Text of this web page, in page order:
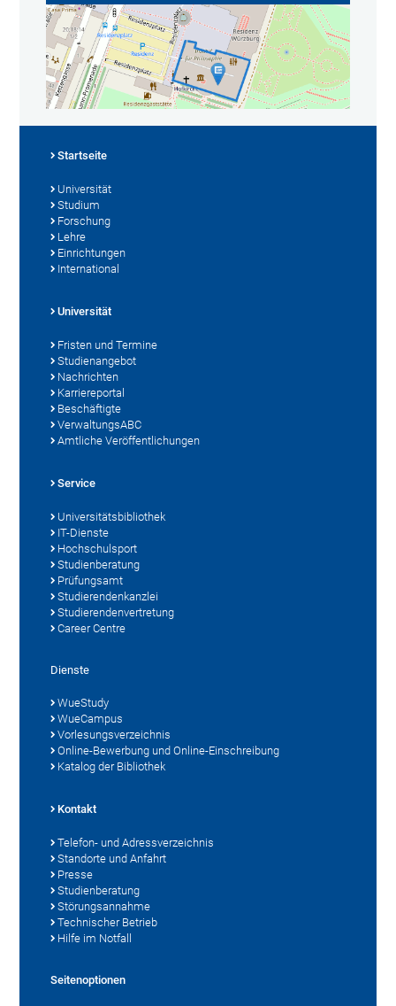
Startseite
Universität
Studium
Forschung
Lehre
Einrichtungen
International
Universität
Fristen und Termine
Studienangebot
Nachrichten
Karriereportal
Beschäftigte
VerwaltungsABC
Amtliche Veröffentlichungen
Service
Universitätsbibliothek
IT-Dienste
Hochschulsport
Studienberatung
Prüfungsamt
Studierendenkanzlei
Studierendenvertretung
Career Centre
Dienste
WueStudy
WueCampus
Vorlesungsverzeichnis
Online-Bewerbung und Online-Einschreibung
Katalog der Bibliothek
Kontakt
Telefon- und Adressverzeichnis
Standorte und Anfahrt
Presse
Studienberatung
Störungsannahme
Technischer Betrieb
Hilfe im Notfall
Seitenoptionen